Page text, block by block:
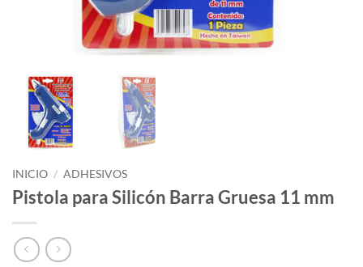
INICIO / ADHESIVOS
Pistola para Silicón Barra Gruesa 11 mm